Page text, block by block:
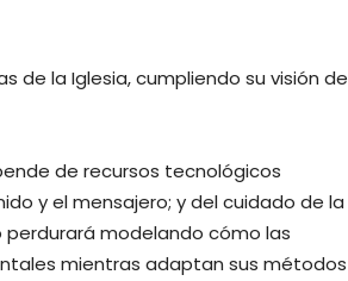
de la Iglesia, cumpliendo su visión de
de recursos tecnológicos
y el mensajero; y del cuidado de la
modelando cómo las
mientras adaptan sus métodos